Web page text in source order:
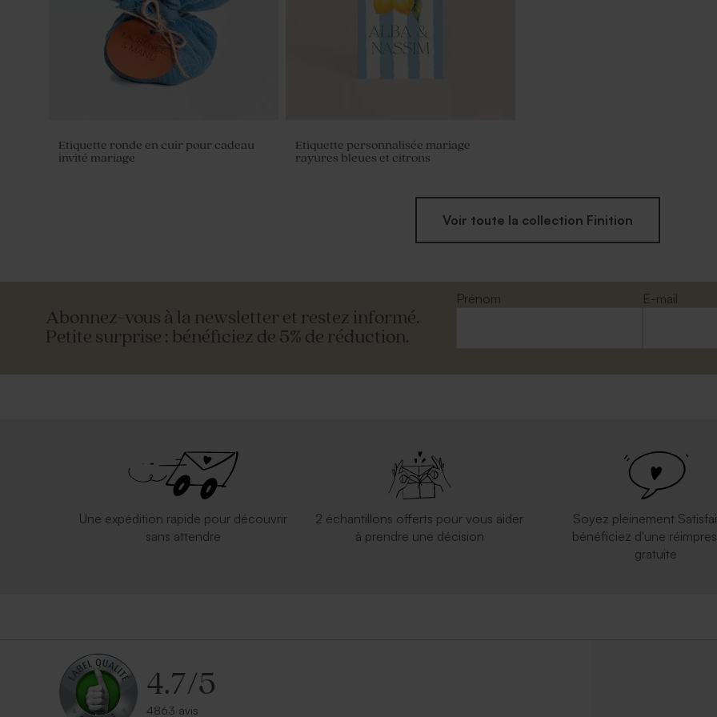
Etiquette ronde en cuir pour cadeau
invité mariage
Etiquette personnalisée mariage
rayures bleues et citrons
Voir toute la collection Finition
Abonnez-vous à la newsletter et restez informé.
Petite surprise : bénéficiez de 5% de réduction.
Prénom
E-mail
Une expédition rapide pour découvrir
sans attendre
2 échantillons offerts pour vous aider
à prendre une décision
Soyez pleinement
bénéficiez d'une
gratuite
4.7/5
4863 avis